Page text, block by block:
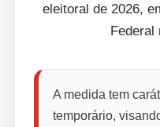
eleitoral de 2026,
Federal
A medida tem
temporário,